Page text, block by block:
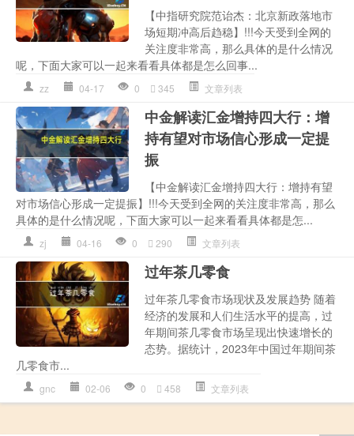
【中指研究院范诒杰：北京新政落地市
场短期冲高后趋稳】!!!今天受到全网的
关注度非常高，那么具体的是什么情况
呢，下面大家可以一起来看看具体都是怎么回事...
zz 04-17 0 345 文章列表
中金解读汇金增持四大行：增
持有望对市场信心形成一定提
振
【中金解读汇金增持四大行：增持有望
对市场信心形成一定提振】!!!今天受到全网的关注度非常高，那么
具体的是什么情况呢，下面大家可以一起来看看具体都是怎...
zj 04-16 0 290 文章列表
过年茶几零食
过年茶几零食市场现状及发展趋势 随着
经济的发展和人们生活水平的提高，过
年期间茶几零食市场呈现出快速增长的
态势。据统计，2023年中国过年期间茶
几零食市...
gnc 02-06 0 458 文章列表